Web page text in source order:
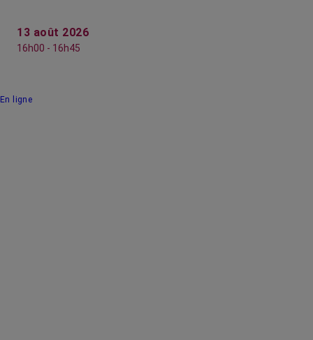
13 août 2026
16h00 - 16h45
En ligne